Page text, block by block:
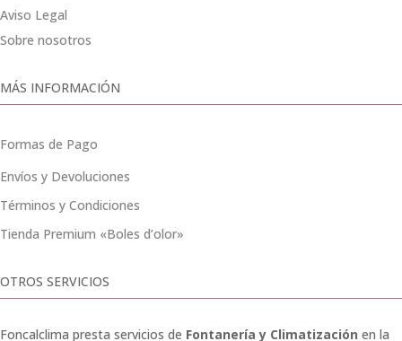
Aviso Legal
Sobre nosotros
MÁS INFORMACIÓN
Formas de Pago
Envíos y Devoluciones
Términos y Condiciones
Tienda Premium «Boles d’olor»
OTROS SERVICIOS
Foncalclima presta servicios de Fontanería y Climatización en la